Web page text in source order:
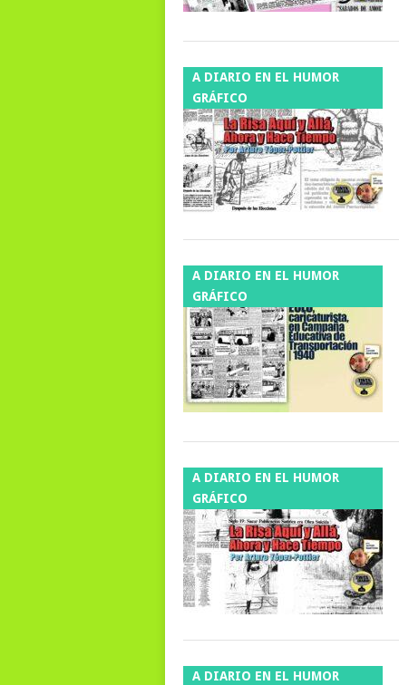
A DIARIO EN EL HUMOR
GRÁFICO
A DIARIO EN EL HUMOR
GRÁFICO
A DIARIO EN EL HUMOR
GRÁFICO
A DIARIO EN EL HUMOR